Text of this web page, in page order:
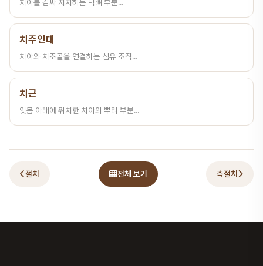
치아를 감싸 지지하는 턱뼈 부분...
치주인대
치아와 치조골을 연결하는 섬유 조직...
치근
잇몸 아래에 위치한 치아의 뿌리 부분...
절치 전체 보기 측절치